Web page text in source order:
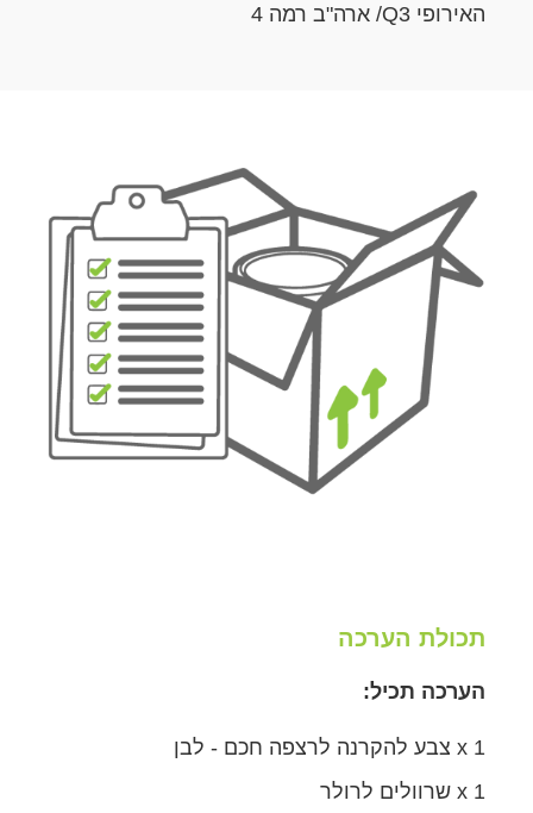
האירופי Q3/ ארה"ב רמה 4
תכולת הערכה
הערכה תכיל:
1 x צבע להקרנה לרצפה חכם - לבן
1 x שרוולים לרולר